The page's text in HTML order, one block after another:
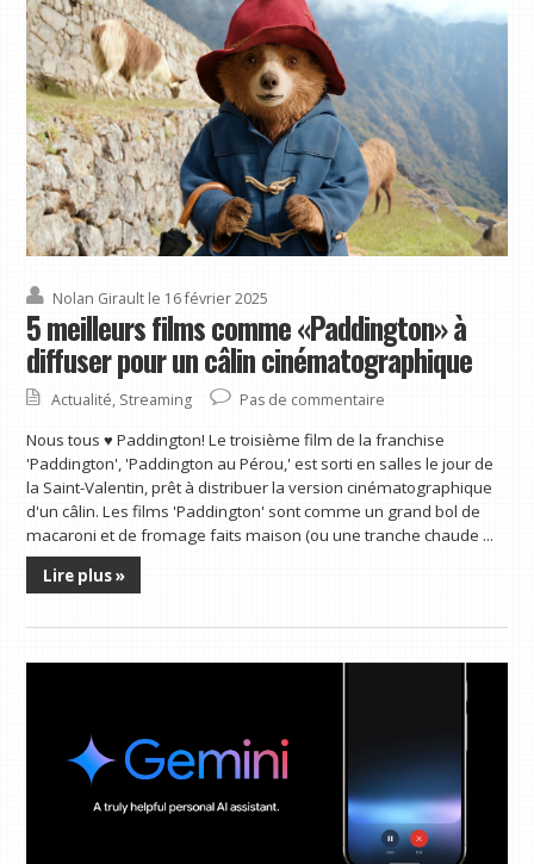
Nolan Girault le 16 février 2025
5 meilleurs films comme «Paddington» à
diffuser pour un câlin cinématographique
Actualité, Streaming Pas de commentaire
Nous tous ♥ Paddington! Le troisième film de la franchise
'Paddington', 'Paddington au Pérou,' est sorti en salles le jour de
la Saint-Valentin, prêt à distribuer la version cinématographique
d'un câlin. Les films 'Paddington' sont comme un grand bol de
macaroni et de fromage faits maison (ou une tranche chaude ...
Lire plus »